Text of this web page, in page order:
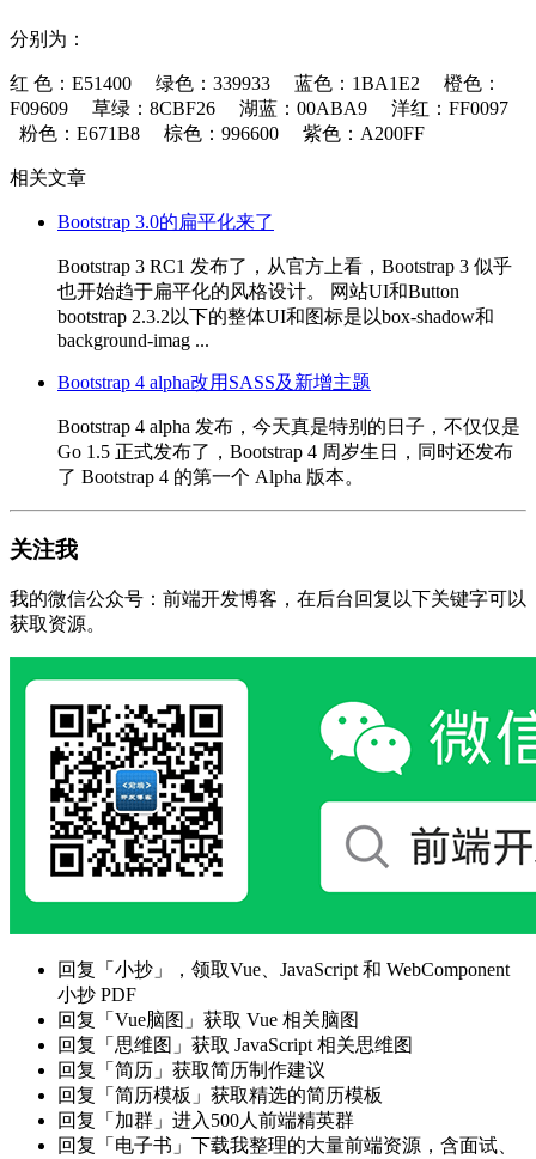
分别为：
红 色：E51400 绿色：339933 蓝色：1BA1E2 橙色：
F09609 草绿：8CBF26 湖蓝：00ABA9 洋红：FF0097
粉色：E671B8 棕色：996600 紫色：A200FF
相关文章
Bootstrap 3.0的扁平化来了
Bootstrap 3 RC1 发布了，从官方上看，Bootstrap 3 似乎
也开始趋于扁平化的风格设计。 网站UI和Button
bootstrap 2.3.2以下的整体UI和图标是以box-shadow和
background-imag ...
Bootstrap 4 alpha改用SASS及新增主题
Bootstrap 4 alpha 发布，今天真是特别的日子，不仅仅是
Go 1.5 正式发布了，Bootstrap 4 周岁生日，同时还发布
了 Bootstrap 4 的第一个 Alpha 版本。
关注我
我的微信公众号：前端开发博客，在后台回复以下关键字可以
获取资源。
回复「小抄」，领取Vue、JavaScript 和 WebComponent
小抄 PDF
回复「Vue脑图」获取 Vue 相关脑图
回复「思维图」获取 JavaScript 相关思维图
回复「简历」获取简历制作建议
回复「简历模板」获取精选的简历模板
回复「加群」进入500人前端精英群
回复「电子书」下载我整理的大量前端资源，含面试、